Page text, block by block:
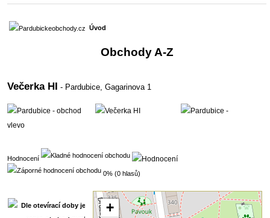
Úvod
Obchody A-Z
Večerka HI - Pardubice,Gagarinova 1
Hodnocení
0% (0 hlasů)
+